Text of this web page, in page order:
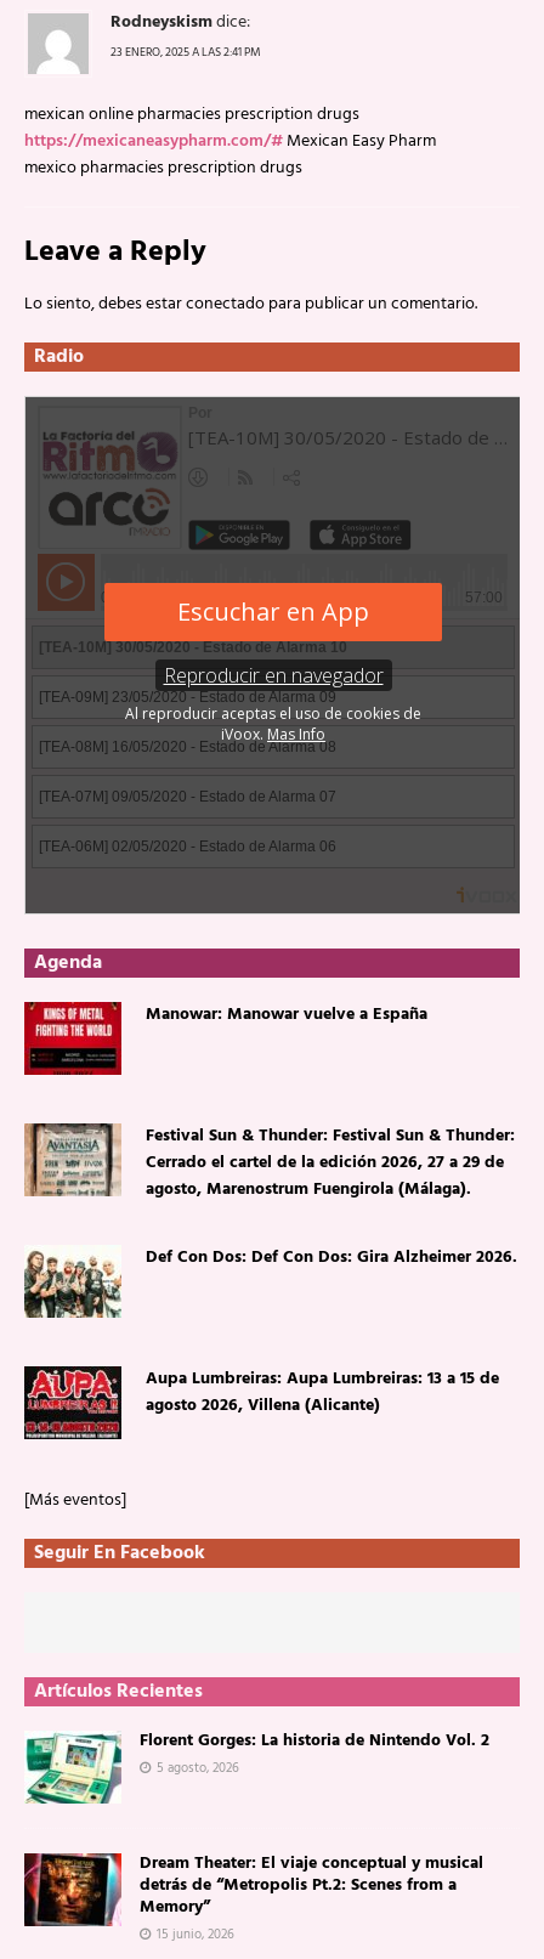
Rodneyskismdice:
23 ENERO, 2025 A LAS 2:41 PM
mexican online pharmacies prescription drugs
https://mexicaneasypharm.com/#Mexican Easy Pharm
mexico pharmacies prescription drugs
Leave a Reply
Lo siento, debes estarconectadopara publicar un comentario.
Radio
Agenda
Manowar: Manowar vuelve a España
Festival Sun & Thunder: Festival Sun & Thunder:
Cerrado el cartel de la edición 2026, 27 a 29 de
agosto, Marenostrum Fuengirola (Málaga).
Def Con Dos: Def Con Dos: Gira Alzheimer 2026.
Aupa Lumbreiras: Aupa Lumbreiras: 13 a 15 de
agosto 2026, Villena (Alicante)
[Más eventos]
Seguir En Facebook
Artículos Recientes
Florent Gorges: La historia de Nintendo Vol. 2
5 agosto, 2026
Dream Theater: El viaje conceptual y musical
detrás de “Metropolis Pt.2: Scenes from a
Memory”
15 junio, 2026